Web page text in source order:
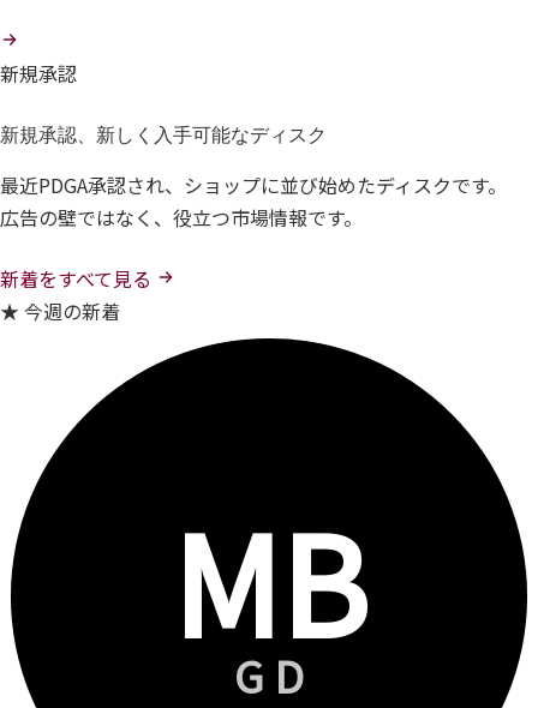
新規承認
新規承認、新しく入手可能なディスク
最近PDGA承認され、ショップに並び始めたディスクです。
広告の壁ではなく、役立つ市場情報です。
新着をすべて見る
★ 今週の新着
MB
GD